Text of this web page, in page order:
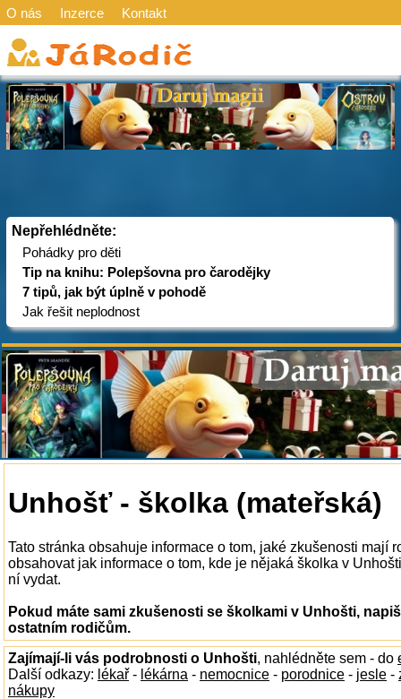
O nás Inzerce Kontakt
Nepřehlédněte:
Pohádky pro děti
Tip na knihu: Polepšovna pro čarodějky
7 tipů, jak být úplně v pohodě
Jak řešit neplodnost
Unhošť - školka (mateřská)
Tato stránka obsahuje informace o tom, jaké zkušenosti mají
obsahovat jak informace o tom, kde je nějaká školka v
ní vydat.
Pokud máte sami zkušenosti se školkami v Unhošti,
ostatním rodičům.
Zajímají-li vás podrobnosti o Unhošti, nahlédněte sem - do
Další odkazy: lékař - lékárna - nemocnice - porodnice - jesle -
nákupy